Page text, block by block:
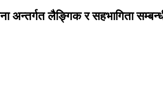
अन्तर्गत लैङ्गिक र सहभागिता